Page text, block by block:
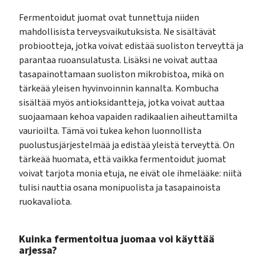
Fermentoidut juomat ovat tunnettuja niiden
mahdollisista terveysvaikutuksista. Ne sisältävät
probiootteja, jotka voivat edistää suoliston terveyttä ja
parantaa ruoansulatusta. Lisäksi ne voivat auttaa
tasapainottamaan suoliston mikrobistoa, mikä on
tärkeää yleisen hyvinvoinnin kannalta. Kombucha
sisältää myös antioksidantteja, jotka voivat auttaa
suojaamaan kehoa vapaiden radikaalien aiheuttamilta
vaurioilta. Tämä voi tukea kehon luonnollista
puolustusjärjestelmää ja edistää yleistä terveyttä. On
tärkeää huomata, että vaikka fermentoidut juomat
voivat tarjota monia etuja, ne eivät ole ihmelääke: niitä
tulisi nauttia osana monipuolista ja tasapainoista
ruokavaliota.
Kuinka fermentoitua juomaa voi käyttää
arjessa?